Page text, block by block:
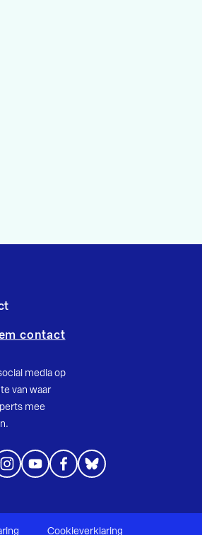
contact
media op
van waar
mee
Cookieverklaring